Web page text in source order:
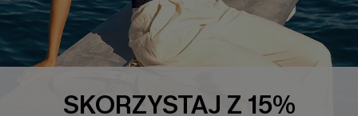
POPULARNA KOLEKCJA
Nowości
SKORZYSTAJ Z 15%